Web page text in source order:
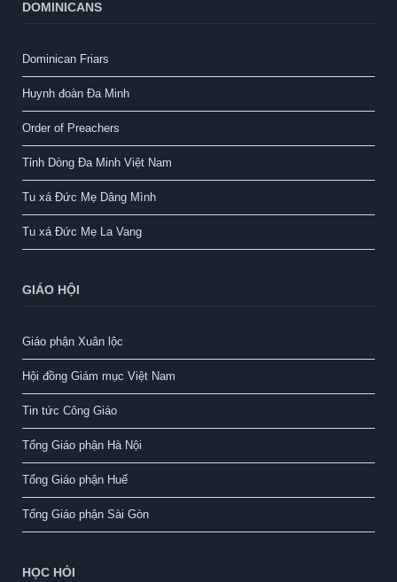
DOMINICANS
Dominican Friars
Huynh đoàn Đa Minh
Order of Preachers
Tỉnh Dòng Đa Minh Việt Nam
Tu xá Đức Mẹ Dâng Mình
Tu xá Đức Mẹ La Vang
GIÁO HỘI
Giáo phận Xuân lộc
Hội đồng Giám mục Việt Nam
Tin tức Công Giáo
Tổng Giáo phận Hà Nội
Tổng Giáo phận Huế
Tổng Giáo phận Sài Gòn
HỌC HỎI